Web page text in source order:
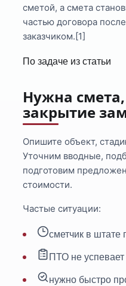
сметой, а смета
частью договора
заказчиком.[1]
По задаче из статьи
Нужна
закрытие
Опишите объект,
Уточним вводные,
подготовим
стоимости.
Частые ситуации:
сметчик в штате
ПТО не
нужно быстро